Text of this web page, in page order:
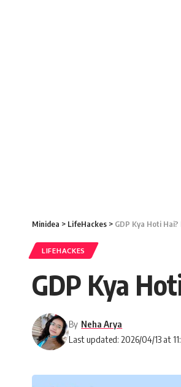
Minidea > LifeHackes > GDP Kya Hoti Hai?
LIFEHACKES
GDP Kya
Last updated: 2026/04/13 at
By Neha Arya